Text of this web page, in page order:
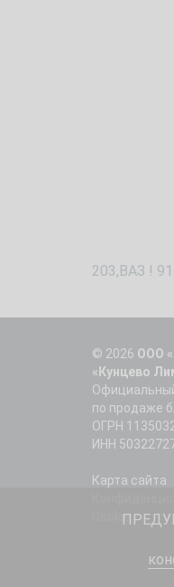
203,ВАЗ !
© 2026 ООО
«Кунцево
по продаже
ОГРН
ИНН
Карта сайта
Cookie